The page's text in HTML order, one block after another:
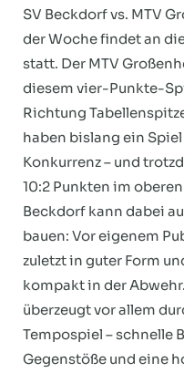
SV Beckdorf vs. MTV
der Woche findet an
statt. Der MTV
diesem vier-Punkte-
Richtung
haben bislang ein
Konkurrenz – und
10:2 Punkten im
Beckdorf kann dabei
bauen: Vor eigenem
zuletzt in guter Form
kompakt in der
überzeugt vor allem
Tempospiel – schnelle
Gegenstöße und eine